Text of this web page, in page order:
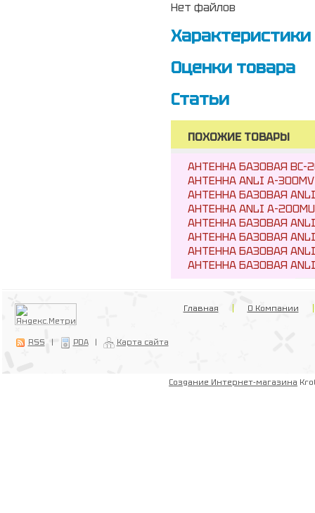
Нет файлов
Характеристики
Оценки товара
Статьи
ПОХОЖИЕ ТОВАРЫ
АНТЕННА БАЗОВАЯ BC-
АНТЕННА ANLI A-
АНТЕННА БАЗОВАЯ
АНТЕННА ANLI A-
АНТЕННА БАЗОВАЯ
АНТЕННА БАЗОВАЯ
АНТЕННА БАЗОВАЯ
АНТЕННА БАЗОВАЯ
RSS | PDA | Карта сайта
Главная О Компании
Создание Интернет-магазина